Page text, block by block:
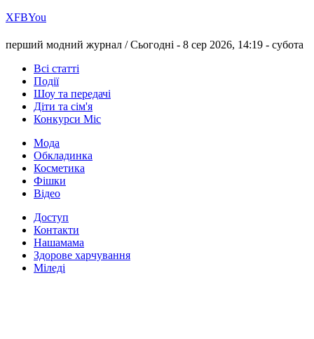
ХFBYou
перший модний журнал /Сьогодні - 8 сер 2026, 14:19 - субота
Всі статті
Події
Шоу та передачі
Діти та сім'я
Конкурси Міс
Мода
Обкладинка
Косметика
Фішки
Відео
Доступ
Контакти
Нашамама
Здорове харчування
Міледі